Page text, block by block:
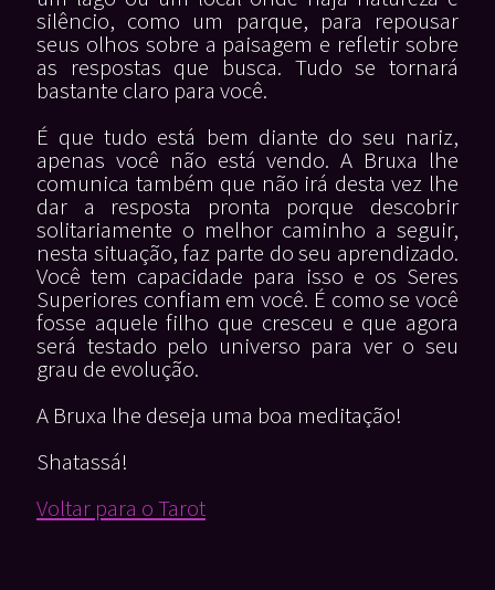
silêncio, como um parque, para repousar
seus olhos sobre a paisagem e refletir sobre
as respostas que busca. Tudo se tornará
bastante claro para você.
É que tudo está bem diante do seu nariz,
apenas você não está vendo. A Bruxa lhe
comunica também que não irá desta vez lhe
dar a resposta pronta porque descobrir
solitariamente o melhor caminho a seguir,
nesta situação, faz parte do seu aprendizado.
Você tem capacidade para isso e os Seres
Superiores confiam em você. É como se você
fosse aquele filho que cresceu e que agora
será testado pelo universo para ver o seu
grau de evolução.
A Bruxa lhe deseja uma boa meditação!
Shatassá!
Voltar para o Tarot